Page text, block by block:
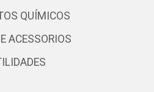
QUÍMICOS
ACESSORIOS